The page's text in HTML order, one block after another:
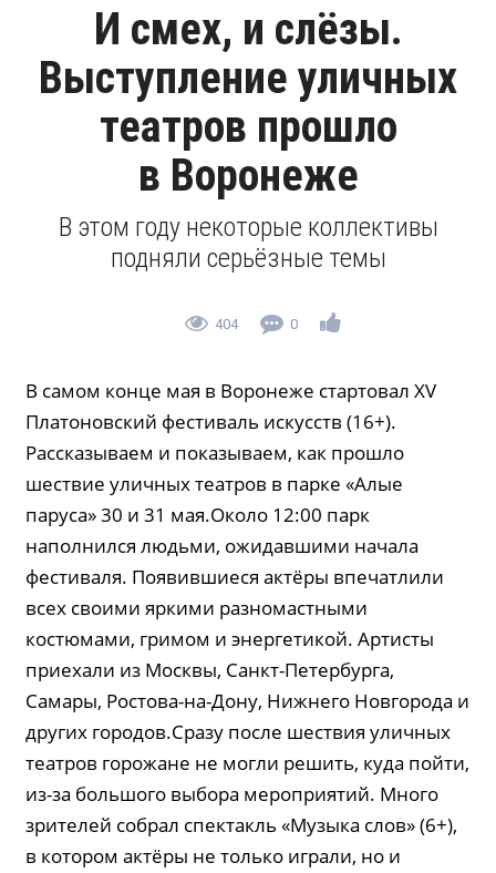
И смех, и слёзы.
Выступление уличных
театров прошло
в Воронеже
В этом году некоторые коллективы
подняли серьёзные темы
404 0
В самом конце мая в Воронеже стартовал XV
Платоновский фестиваль искусств (16+).
Рассказываем и показываем, как прошло
шествие уличных театров в парке «Алые
паруса» 30 и 31 мая.Около 12:00 парк
наполнился людьми, ожидавшими начала
фестиваля. Появившиеся актёры впечатлили
всех своими яркими разномастными
костюмами, гримом и энергетикой. Артисты
приехали из Москвы, Санкт-Петербурга,
Самары, Ростова-на-Дону, Нижнего Новгорода и
других городов.Сразу после шествия уличных
театров горожане не могли решить, куда пойти,
из-за большого выбора мероприятий. Много
зрителей собрал спектакль «Музыка слов» (6+),
в котором актёры не только играли, но и